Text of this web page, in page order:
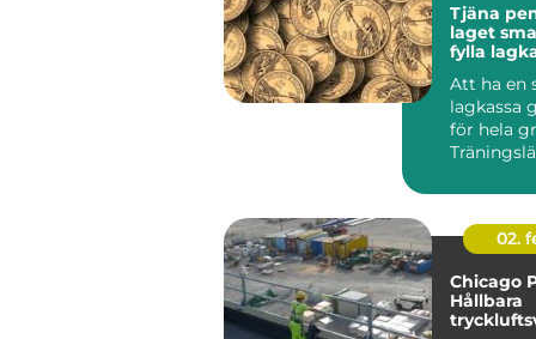
Tjäna
laget smarta sätt att
fylla
Att ha en
lagkassa
för hela
02.
Chicago
Hållbara